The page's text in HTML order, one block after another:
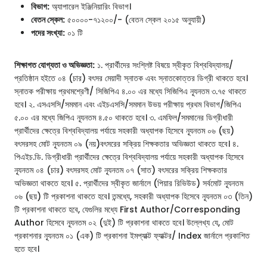
বিভাগ: অ্যাপারেল ইঞ্জিনিয়ারিং বিভাগ।
বেতন স্কেল: ৫০০০০-৭১২০০/- (বেতন স্কেল ২০১৫ অনুযায়ী)
পদের সংখ্যা: ০১ টি
শিক্ষাগত যোগ্যতা ও অভিজ্ঞতা: ১. প্রার্থীদের সংশ্লিষ্ট বিষয়ে স্বীকৃত বিশ্ববিদ্যালয়/
প্রতিষ্ঠান হইতে ০৪ (চার) বৎসর মেয়াদী স্নাতক এবং স্নাতকোত্তর ডিগ্রী থাকতে হবে।
স্নাতক পরীক্ষায় প্রথমশ্রেণী/ সিজিপিএ ৪.০০ এর মধ্যে সিজিপিএ ন্যূনতম ৩.৭৫ থাকতে
হবে। ২. এসএসসি/সমমান এবং এইচএসসি/সমমান উভয় পরীক্ষায় প্রথম বিভাগ/জিপিএ
৫.০০ এর মধ্যে জিপিএ ন্যূনতম ৪.৫০ থাকতে হবে। ৩. এমফিল/সমমানের ডিগ্রীধারী
প্রার্থীদের ক্ষেত্রে বিশ্ববিদ্যালয় পর্যায়ে সহকারী অধ্যাপক হিসেবে ন্যূনতম ০৬ (ছয়)
বৎসরসহ মোট ন্যূনতম ০৯ (নয়)বৎসরের সক্রিয় শিক্ষকতার অভিজ্ঞতা থাকতে হবে। ৪.
পিএইচ.ডি. ডিগ্রীধারী প্রার্থীদের ক্ষেত্রে বিশ্ববিদ্যালয় পর্যায়ে সহকারী অধ্যাপক হিসেবে
ন্যূনতম ০৪ (চার) বৎসরসহ মোট ন্যূনতম ০৭ (সাত) বৎসরের সক্রিয় শিক্ষকতার
অভিজ্ঞতা থাকতে হবে। ৫. প্রার্থীদের স্বীকৃত জার্নালে (পিয়ার রিভিউড) সর্বমোট ন্যূনতম
০৬ (ছয়) টি প্রকাশনা থাকতে হবে। তন্মধ্যে, সহকারী অধ্যাপক হিসেবে ন্যূনতম ০৩ (তিন)
টি প্রকাশনা থাকতে হবে, যেগুলির মধ্যে First Author/Corresponding
Author হিসেবে ন্যূনতম ০২ (দুই) টি প্রকাশনা থাকতে হবে। উল্লেখ্য যে, মোট
প্রকাশনার ন্যূনতম ০১ (এক) টি প্রকাশনা ইমপ্যাক্ট ফ্যাক্টর/ Index জার্নালে প্রকাশিত
হতে হবে।